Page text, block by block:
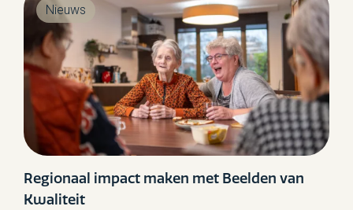
hun werk doen…”
Regionaal impact maken met Beelden van
Kwaliteit
Nieuws